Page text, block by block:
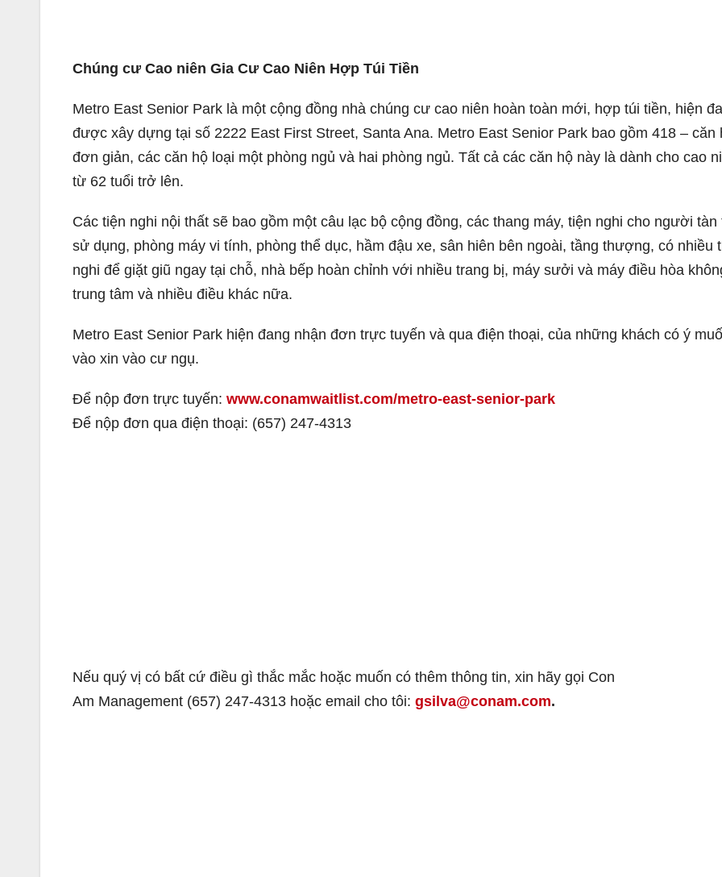
Chúng cư Cao niên Gia Cư Cao Niên Hợp Túi Tiền
Metro East Senior Park là một cộng đồng nhà chúng cư cao niên hoàn toàn mới, hợp túi tiền, hiện
được xây dựng tại số 2222 East First Street, Santa Ana. Metro East Senior Park bao gồm 418 – căn
đơn giản, các căn hộ loại một phòng ngủ và hai phòng ngủ. Tất cả các căn hộ này là dành cho cao
từ 62 tuổi trở lên.
Các tiện nghi nội thất sẽ bao gồm một câu lạc bộ cộng đồng, các thang máy, tiện nghi cho người tàn
sử dụng, phòng máy vi tính, phòng thể dục, hầm đậu xe, sân hiên bên ngoài, tầng thượng, có nhiều
nghi để giặt giũ ngay tại chỗ, nhà bếp hoàn chỉnh với nhiều trang bị, máy sưởi và máy điều hòa
trung tâm và nhiều điều khác nữa.
Metro East Senior Park hiện đang nhận đơn trực tuyến và qua điện thoại, của những khách có ý
vào xin vào cư ngụ.
Để nộp đơn trực tuyến: www.conamwaitlist.com/metro-east-senior-park
Để nộp đơn qua điện thoại: (657) 247-4313
Nếu quý vị có bất cứ điều gì thắc mắc hoặc muốn có thêm thông tin, xin hãy gọi Con
Am Management (657) 247-4313 hoặc email cho tôi: gsilva@conam.com.